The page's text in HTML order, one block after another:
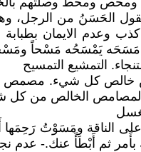
الحَسَنُ من الرجل،
وعدم الايمان
مَسَحَه يَمْسَحُه مَسْحاً
كل شيء. مصمص
الخالص من كل
الناقة ومَسَوْتُ رَحِمَها
ثم أَبْطَأَ عنك.- عدم